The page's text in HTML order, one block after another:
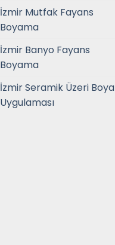
İzmir Mutfak Fayans
Boyama
İzmir Banyo Fayans
Boyama
İzmir Seramik Üzeri Boya
Uygulaması